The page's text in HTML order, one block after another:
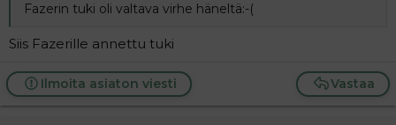
Fazerin tuki oli valtava virhe häneltä:-(
Siis Fazerille annettu tuki
Vastaa
Ilmoita asiaton viesti